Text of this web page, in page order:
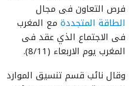
فرص التعاون فى مجال
الطاقة المتجددة مع المغرب
فى الاجتماع الذي عقد فى
المغرب يوم الاربعاء (8/11).
وقال نائب قسم تنسيق الموارد